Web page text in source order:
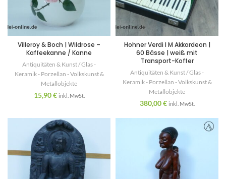
Villeroy & Boch | Wildrose –
Kaffeekanne / Kanne
Antiquitäten & Kunst / Glas -
Keramik - Porzellan - Volkskunst &
Metallobjekte
15,90€ inkl. MwSt.
Hohner Verdi I M Akkordeon |
60 Bässe | weiß mit
Transport-Koffer
Antiquitäten & Kunst / Glas -
Keramik - Porzellan - Volkskunst &
Metallobjekte
380,00€ inkl. MwSt.